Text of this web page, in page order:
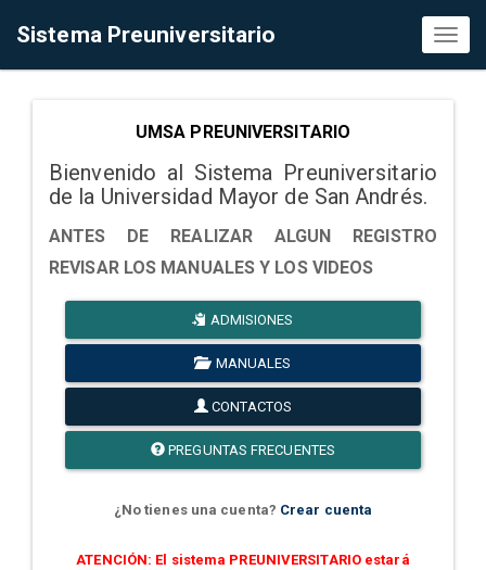
Sistema Preuniversitario
UMSA PREUNIVERSITARIO
Bienvenido al Sistema Preuniversitario
de la Universidad Mayor de San Andrés.
ANTES DE REALIZAR ALGUN REGISTRO
REVISAR LOS MANUALES Y LOS VIDEOS
ADMISIONES
MANUALES
CONTACTOS
PREGUNTAS FRECUENTES
¿No tienes una cuenta? Crear cuenta
ATENCIÓN: El sistema PREUNIVERSITARIO estará